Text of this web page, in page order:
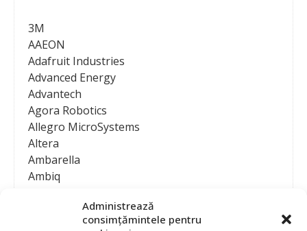
Administrează
consimțămintele pentru
3M
AAEON
Adafruit Industries
Advanced Energy
Advantech
Agora Robotics
Allegro MicroSystems
Altera
Ambarella
Ambiq
Analog Devices